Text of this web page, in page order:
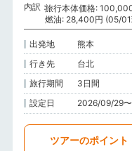
内訳 旅行本体価格:
燃油: 28,400円 (05/01
出発地
熊本
行き先
台北
旅行期間
3日間
設定日
2026/09/29
ツアーのポイント